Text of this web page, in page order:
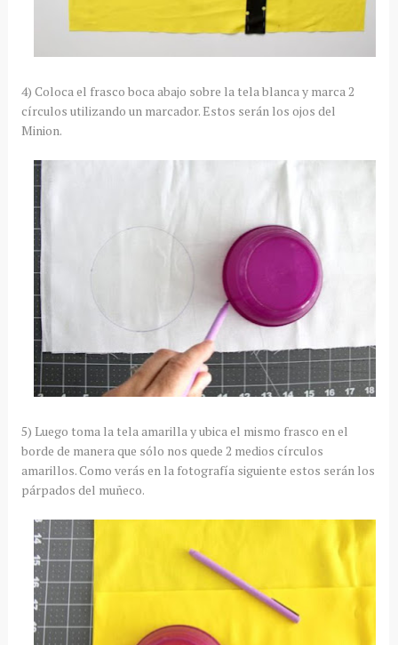
4) Coloca el frasco boca abajo sobre la tela blanca y marca 2
círculos utilizando un marcador. Estos serán los ojos del
Minion.
5) Luego toma la tela amarilla y ubica el mismo frasco en el
borde de manera que sólo nos quede 2 medios círculos
amarillos. Como verás en la fotografía siguiente estos serán los
párpados del muñeco.